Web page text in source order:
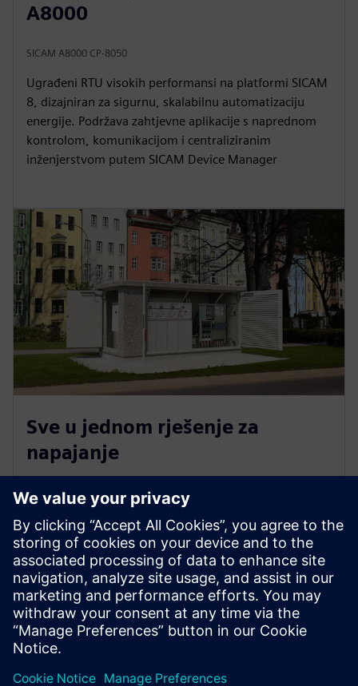
A8000
SICAM A8000 CP-8050
Ugrađeni RTU visokih performansi na platformi SICAM
8, dizajniran za sigurnu, skalabilnu automatizaciju
energije. Podržava zahtjevne aplikacije s naprednom
kontrolom, komunikacijom i centraliziranim
inženjerstvom putem SICAM Device Manager
Sve u jednom rješenje za
napajanje
SICAM je univerzalna hardverska i softverska
platforma koja pojednostavljuje automatizaciju
energije u industrijskim, mrežnim i obnovljivim
aplikacijama. Pomaže vam da ispunite klimatske
ciljeve, osigurate kibernetičku sigurnost i optimizirate
osoblje.